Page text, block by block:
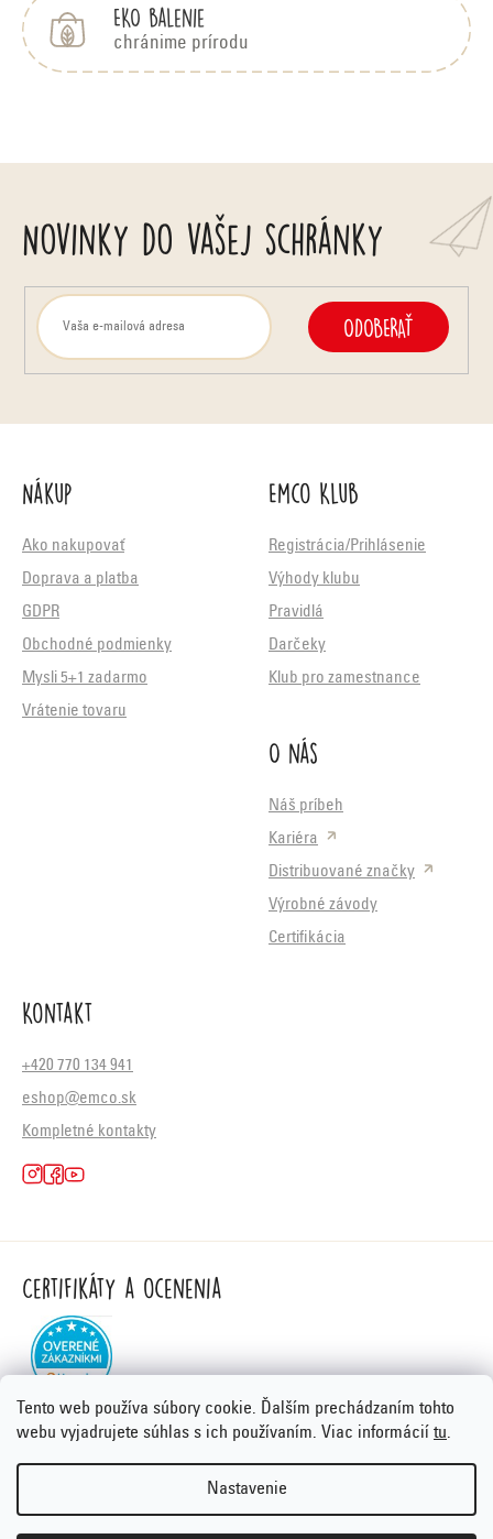
Tento web používa súbory cookie. Ďalším prechádzaním tohto
webu vyjadrujete súhlas s ich používaním. Viac informácií tu.
Nastavenie
EKO balenie
chránime prírodu
Novinky do vašej schránky
ODOBERAŤ
Nákup
Ako nakupovať
Doprava a platba
GDPR
Obchodné podmienky
Mysli 5+1 zadarmo
Vrátenie tovaru
Emco Klub
Registrácia/Prihlásenie
Výhody klubu
Pravidlá
Darčeky
Klub pro zamestnance
O nás
Náš príbeh
Kariéra
Distribuované značky
Výrobné závody
Certifikácia
Kontakt
+420 770 134 941
eshop@emco.sk
Kompletné kontakty
Certifikáty a ocenenia
Copyright 2026Emco.sk. Všetky práva vyhradené.